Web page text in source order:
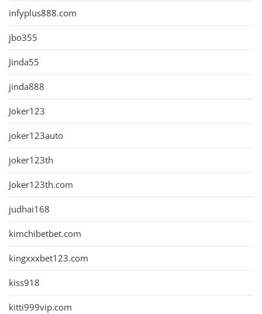
infyplus888.com
jbo355
Jinda55
jinda888
Joker123
joker123auto
joker123th
Joker123th.com
judhai168
kimchibetbet.com
kingxxxbet123.com
kiss918
kitti999vip.com